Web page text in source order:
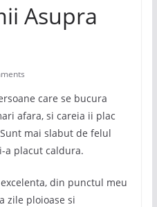
Asupra
care se bucura
afara, si careia ii plac
mai slabut de felul
a placut caldura.
din punctul meu
zile ploioase si